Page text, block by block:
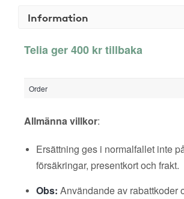
Information
Telia ger 400 kr tillbaka
Order
Allmänna villkor:
Ersättning ges i normalfallet inte
försäkringar, presentkort och frakt.
Obs: Användande av rabattkoder